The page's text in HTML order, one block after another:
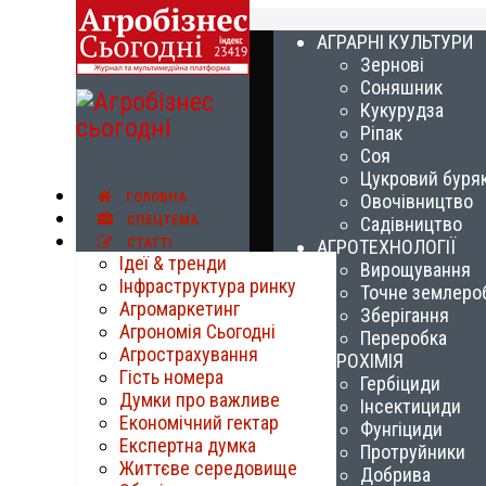
ГОЛОВНА
СПЕЦТЕМА
СТАТТІ
Ідеї & тренди
Інфраструктура ринку
Агромаркетинг
Агрономія Сьогодні
Агрострахування
Гість номера
Думки про важливе
Економічний гектар
Експертна думка
Життєве середовище
АГРАРНІ КУЛЬТУРИ
Зернові
Соняшник
Кукурудза
Ріпак
Соя
Цукровий
Овочівництво
Садівництво
АГРОТЕХНОЛОГІЇ
Вирощування
Точне
Зберігання
Переробка
АГРОХІМІЯ
Гербіциди
Інсектициди
Фунгіциди
Протруйники
Добрива